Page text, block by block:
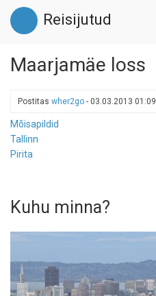
Liigu
edasi
põhisisu
Reisijutud
Maarjamäe loss
Postitas wher2go - 03.03.2013 01:09
Mõisapildid
Tallinn
Pirita
Kuhu minna?